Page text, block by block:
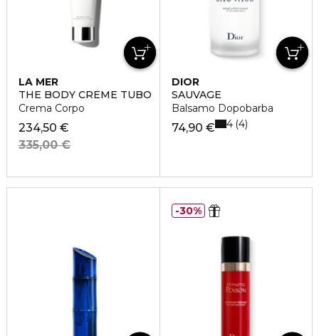
LA MER
THE BODY CRÈME TUBO
Crema Corpo
234,50 €
335,00 €
DIOR
SAUVAGE
Balsamo Dopobarba
74,90 € 4 4
30%